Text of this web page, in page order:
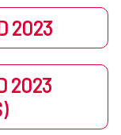
2023
2023